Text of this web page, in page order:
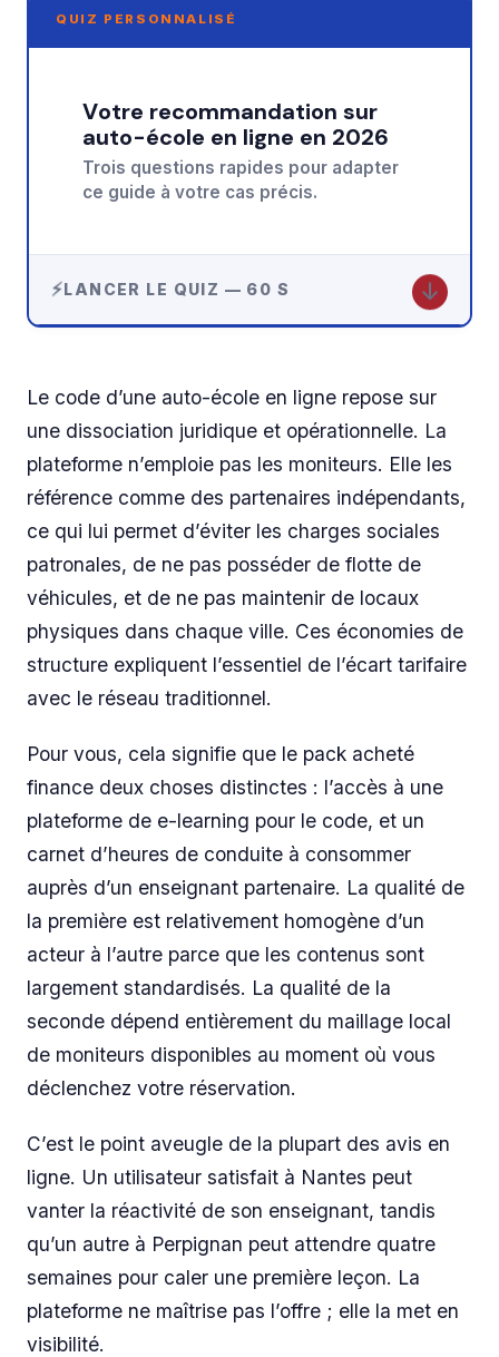
QUIZ PERSONNALISÉ
Votre recommandation sur
auto-école en ligne en 2026
Trois questions rapides pour adapter
ce guide à votre cas précis.
LANCER LE QUIZ — 60 S ↓
Le code d’une auto-école en ligne repose sur
une dissociation juridique et opérationnelle. La
plateforme n’emploie pas les moniteurs. Elle les
référence comme des partenaires indépendants,
ce qui lui permet d’éviter les charges sociales
patronales, de ne pas posséder de flotte de
véhicules, et de ne pas maintenir de locaux
physiques dans chaque ville. Ces économies de
structure expliquent l’essentiel de l’écart tarifaire
avec le réseau traditionnel.
Pour vous, cela signifie que le pack acheté
finance deux choses distinctes : l’accès à une
plateforme de e-learning pour le code, et un
carnet d’heures de conduite à consommer
auprès d’un enseignant partenaire. La qualité de
la première est relativement homogène d’un
acteur à l’autre parce que les contenus sont
largement standardisés. La qualité de la
seconde dépend entièrement du maillage local
de moniteurs disponibles au moment où vous
déclenchez votre réservation.
C’est le point aveugle de la plupart des avis en
ligne. Un utilisateur satisfait à Nantes peut
vanter la réactivité de son enseignant, tandis
qu’un autre à Perpignan peut attendre quatre
semaines pour caler une première leçon. La
plateforme ne maîtrise pas l’offre ; elle la met en
visibilité.